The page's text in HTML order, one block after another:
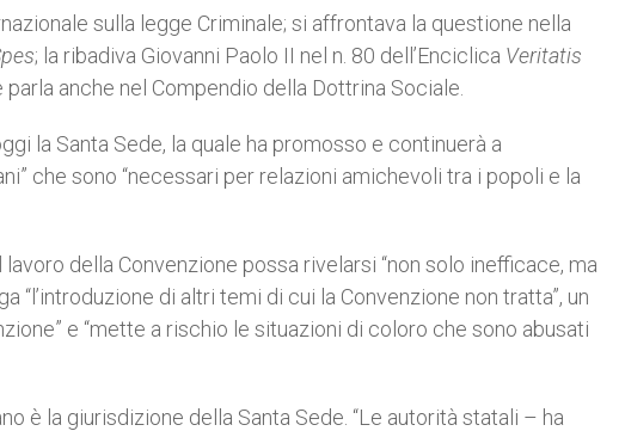
sulla legge Criminale; si affrontava la questione nella
; la ribadiva Giovanni Paolo II nel n. 80 dell’Enciclica Veritatis
parla anche nel Compendio della Dottrina Sociale.
la Santa Sede, la quale ha promosso e continuerà a
che sono “necessari per relazioni amichevoli tra i popoli e la
della Convenzione possa rivelarsi “non solo inefficace, ma
“l’introduzione di altri temi di cui la Convenzione non tratta”, un
e “mette a rischio le situazioni di coloro che sono abusati
è la giurisdizione della Santa Sede. “Le autorità statali – ha